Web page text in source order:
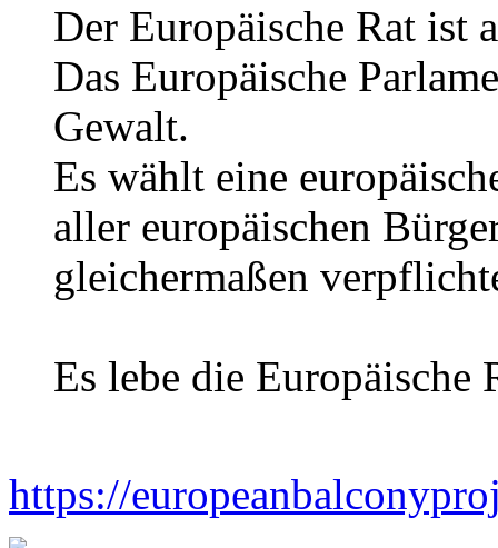
Der Europäische Rat ist
Das Europäische
Gewalt.
Es wählt eine
aller europäischen
gleichermaßen
Es lebe die Europäische
https://